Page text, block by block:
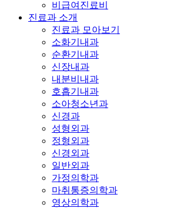
비급여진료비
진료과 소개
진료과 모아보기
소화기내과
순환기내과
신장내과
내분비내과
호흡기내과
소아청소년과
신경과
성형외과
정형외과
신경외과
일반외과
가정의학과
마취통증의학과
영상의학과